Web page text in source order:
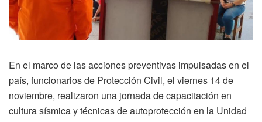
En el marco de las acciones preventivas impulsadas en el
país, funcionarios de Protección Civil, el viernes 14 de
noviembre, realizaron una jornada de capacitación en
cultura sísmica y técnicas de autoprotección en la Unidad